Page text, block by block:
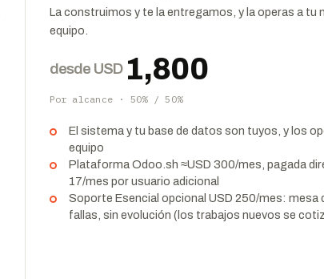
La construimos y te la entregamos, y la operas a tu
equipo.
desde USD 1,800
Por alcance · 50% / 50%
El sistema y tu base de datos son tuyos, y los
equipo
Plataforma Odoo.sh ≈USD 300/mes, pagada
17/mes por usuario adicional
Soporte Esencial opcional USD 250/mes: mesa
fallas, sin evolución (los trabajos nuevos se